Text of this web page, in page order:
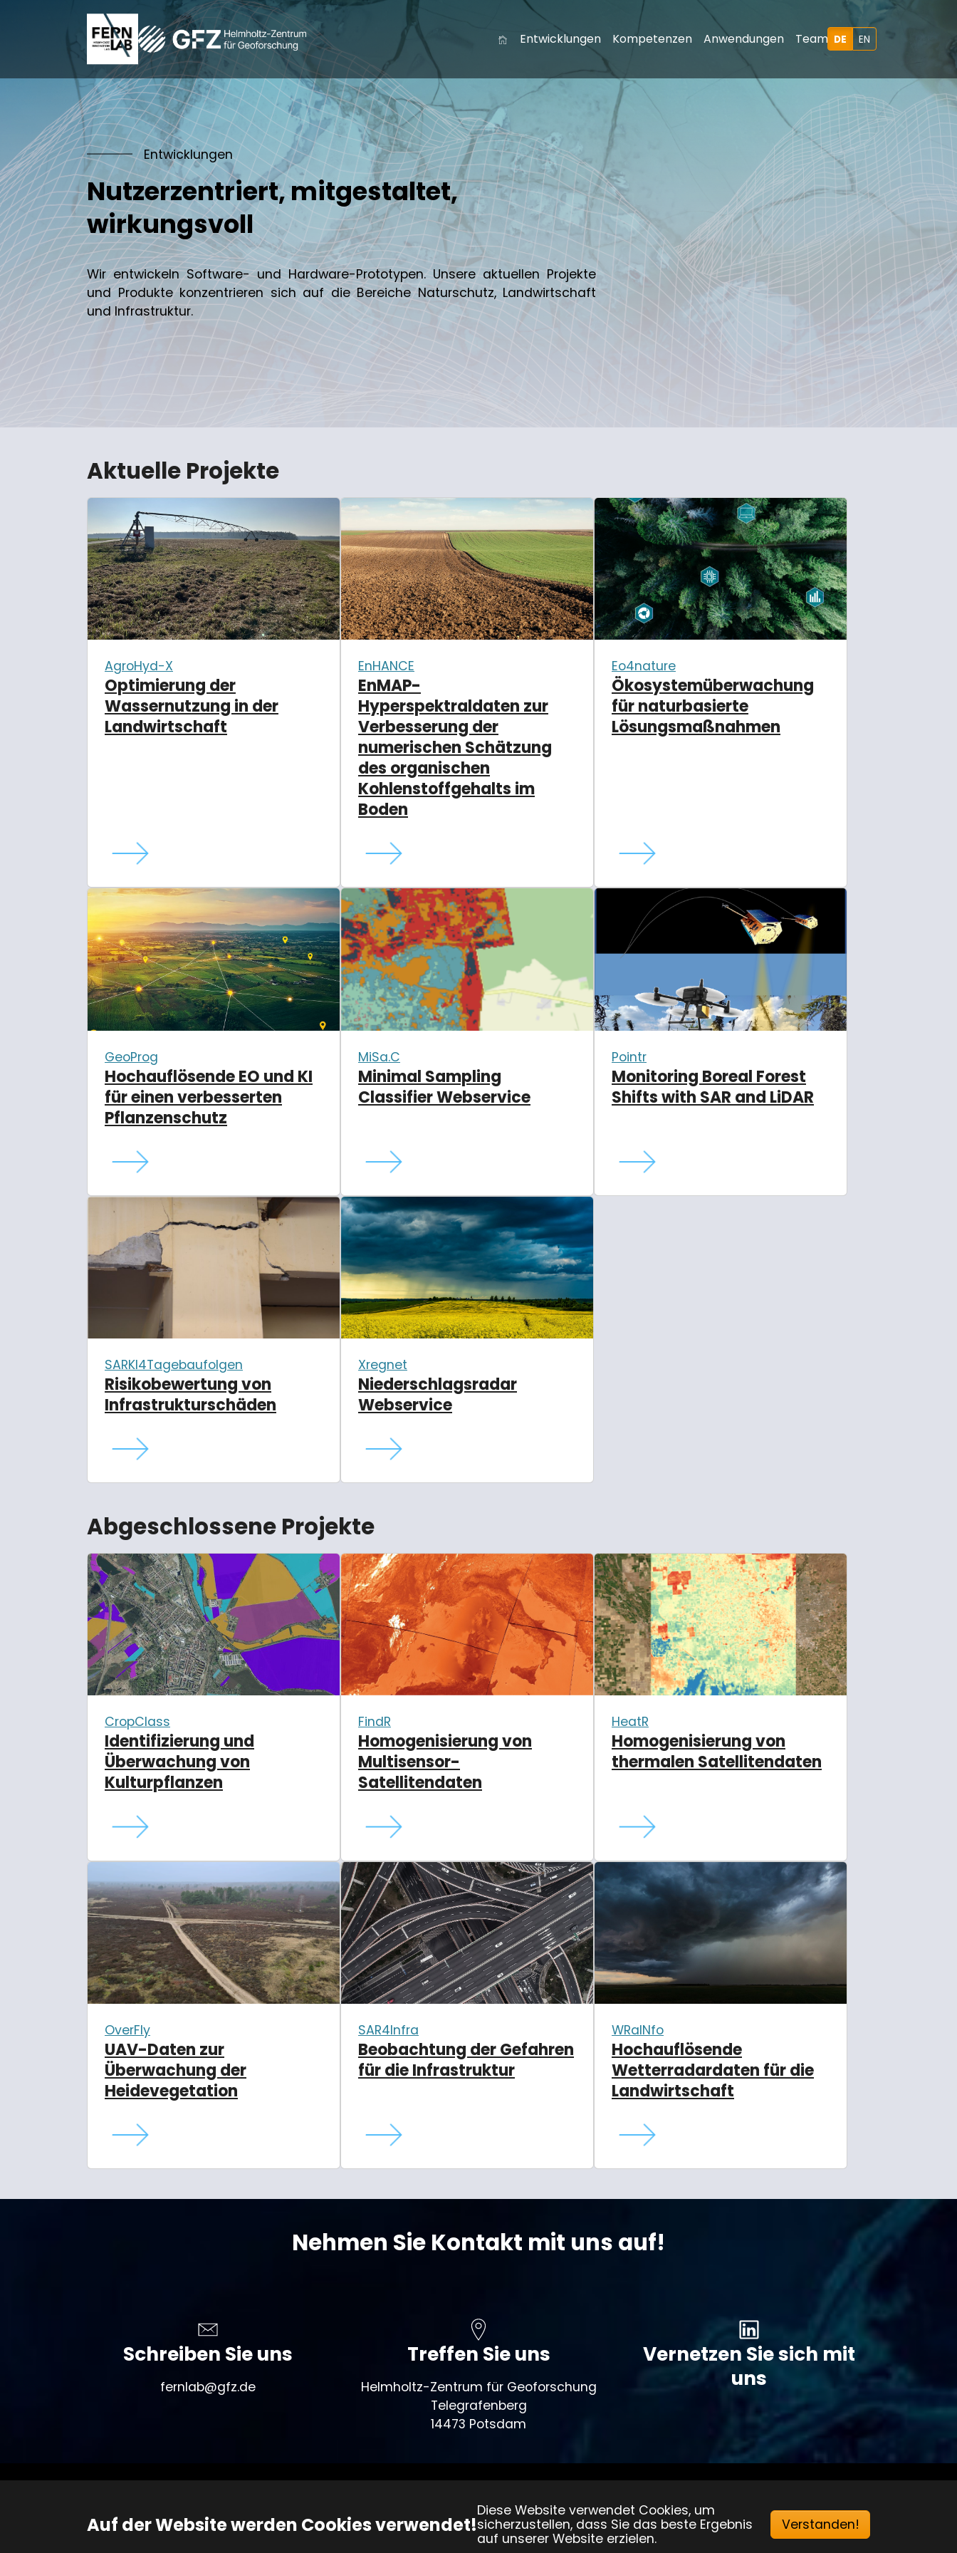
Auf der Website werden Cookies verwendet!
Diese Website verwendet Cookies, um
sicherzustellen, dass Sie das beste Ergebnis
auf unserer Website erzielen.
Verstanden!
Entwicklungen(current)
Kompetenzen Anwendungen Team DE EN
Entwicklungen
Nutzerzentriert, mitgestaltet,
wirkungsvoll
Wir entwickeln Software- und Hardware-Prototypen. Unsere aktuellen Projekte
und Produkte konzentrieren sich auf die Bereiche Naturschutz, Landwirtschaft
und Infrastruktur.
Aktuelle Projekte
AgroHyd-X
Optimierung der
Wassernutzung in der
Landwirtschaft
EnHANCE
EnMAP-
Hyperspektraldaten zur
Verbesserung der
numerischen Schätzung
des organischen
Kohlenstoffgehalts im
Boden
Eo4nature
Ökosystemüberwachung
für naturbasierte
Lösungsmaßnahmen
GeoProg
Hochauflösende EO und KI
für einen verbesserten
Pflanzenschutz
MiSa.C
Minimal Sampling
Classifier Webservice
Pointr
Monitoring Boreal Forest
Shifts with SAR and LiDAR
SARKI4Tagebaufolgen
Risikobewertung von
Infrastrukturschäden
Xregnet
Niederschlagsradar
Webservice
Abgeschlossene Projekte
CropClass
Identifizierung und
Überwachung von
Kulturpflanzen
FindR
Homogenisierung von
Multisensor-
Satellitendaten
HeatR
Homogenisierung von
thermalen Satellitendaten
OverFly
UAV-Daten zur
Überwachung der
Heidevegetation
SAR4Infra
Beobachtung der Gefahren
für die Infrastruktur
WRaINfo
Hochauflösende
Wetterradardaten für die
Landwirtschaft
Nehmen Sie Kontakt mit uns auf!
Schreiben Sie uns
fernlab@gfz.de
Treffen Sie uns
Helmholtz-Zentrum für Geoforschung
Telegrafenberg
14473 Potsdam
Vernetzen Sie sich mit
uns
Geoforschung